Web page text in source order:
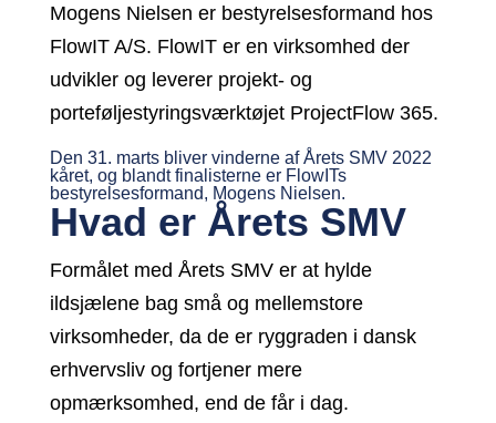
Mogens Nielsen er bestyrelsesformand hos
FlowIT A/S. FlowIT er en virksomhed der
udvikler og leverer projekt- og
porteføljestyringsværktøjet ProjectFlow 365.
Den 31. marts bliver vinderne af Årets SMV 2022
kåret, og blandt finalisterne er FlowITs
bestyrelsesformand, Mogens Nielsen.
Hvad er Årets SMV
Formålet med Årets SMV er at hylde
ildsjælene bag små og mellemstore
virksomheder, da de er ryggraden i dansk
erhvervsliv og fortjener mere
opmærksomhed, end de får i dag.